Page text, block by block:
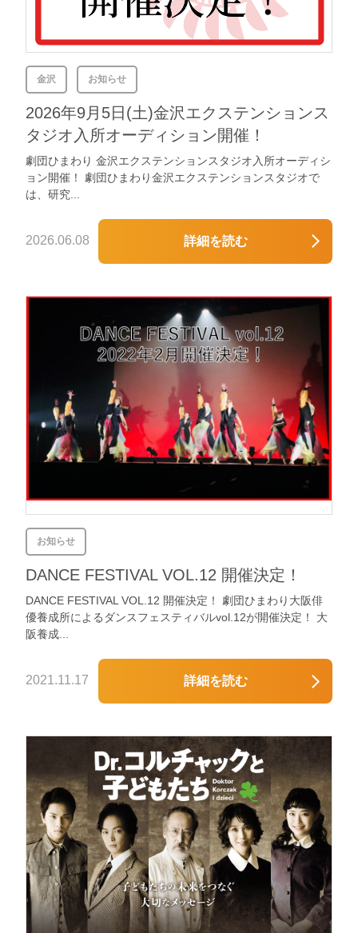
金沢 お知らせ
2026年9月5日(土)金沢エクステンションス
タジオ入所オーディション開催！
劇団ひまわり 金沢エクステンションスタジオ入所オーディシ
ョン開催！ 劇団ひまわり金沢エクステンションスタジオで
は、研究...
2026.06.08 詳細を読む
お知らせ
DANCE FESTIVAL VOL.12 開催決定！
DANCE FESTIVAL VOL.12 開催決定！ 劇団ひまわり大阪俳
優養成所によるダンスフェスティバルvol.12が開催決定！ 大
阪養成...
2021.11.17 詳細を読む